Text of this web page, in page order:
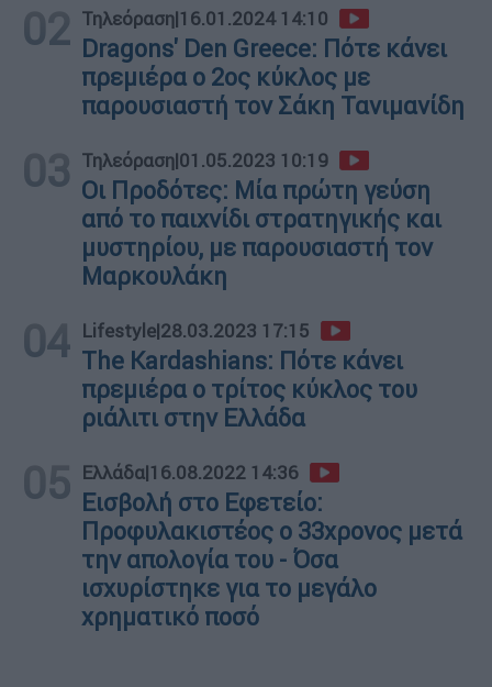
02 Τηλεόραση|16.01.2024 14:10
Dragons' Den Greece: Πότε κάνει
πρεμιέρα ο 2ος κύκλος με
παρουσιαστή τον Σάκη Τανιμανίδη
03 Τηλεόραση|01.05.2023 10:19
Οι Προδότες: Μία πρώτη γεύση
από το παιχνίδι στρατηγικής και
μυστηρίου, με παρουσιαστή τον
Μαρκουλάκη
04 Lifestyle|28.03.2023 17:15
The Kardashians: Πότε κάνει
πρεμιέρα ο τρίτος κύκλος του
ριάλιτι στην Ελλάδα
05 Ελλάδα|16.08.2022 14:36
Εισβολή στο Εφετείο:
Προφυλακιστέος ο 33χρονος μετά
την απολογία του - Όσα
ισχυρίστηκε για το μεγάλο
χρηματικό ποσό